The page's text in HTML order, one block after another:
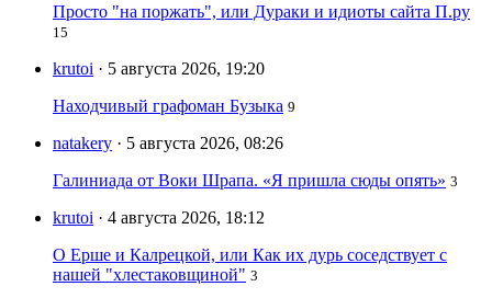
Просто "на поржать", или Дураки и идиоты сайта П.ру
15
krutoi · 5 августа 2026, 19:20
Находчивый графоман Бузыка 9
natakery · 5 августа 2026, 08:26
Галиниада от Воки Шрапа. «Я пришла сюды опять» 3
krutoi · 4 августа 2026, 18:12
О Ерше и Калрецкой, или Как их дурь соседствует с
нашей "хлестаковщиной" 3